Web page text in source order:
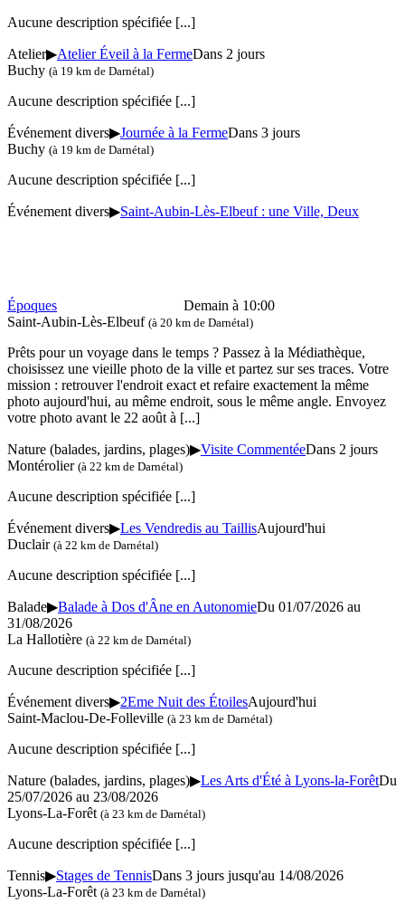
Aucune description spécifiée [...]
Atelier▶Atelier Éveil à la FermeDans 2 jours
Buchy (à 19 km de Darnétal)
Aucune description spécifiée [...]
Événement divers▶Journée à la FermeDans 3 jours
Buchy (à 19 km de Darnétal)
Aucune description spécifiée [...]
Événement divers▶Saint-Aubin-Lès-Elbeuf : une Ville, Deux
Époques
Demain à 10:00
Saint-Aubin-Lès-Elbeuf (à 20 km de Darnétal)
Prêts pour un voyage dans le temps ? Passez à la Médiathèque,
choisissez une vieille photo de la ville et partez sur ses traces. Votre
mission : retrouver l'endroit exact et refaire exactement la même
photo aujourd'hui, au même endroit, sous le même angle. Envoyez
votre photo avant le 22 août à [...]
Nature (balades, jardins, plages)▶Visite CommentéeDans 2 jours
Montérolier (à 22 km de Darnétal)
Aucune description spécifiée [...]
Événement divers▶Les Vendredis au TaillisAujourd'hui
Duclair (à 22 km de Darnétal)
Aucune description spécifiée [...]
Balade▶Balade à Dos d'Âne en AutonomieDu 01/07/2026 au
31/08/2026
La Hallotière (à 22 km de Darnétal)
Aucune description spécifiée [...]
Événement divers▶2Eme Nuit des ÉtoilesAujourd'hui
Saint-Maclou-De-Folleville (à 23 km de Darnétal)
Aucune description spécifiée [...]
Nature (balades, jardins, plages)▶Les Arts d'Été à Lyons-la-ForêtDu
25/07/2026 au 23/08/2026
Lyons-La-Forêt (à 23 km de Darnétal)
Aucune description spécifiée [...]
Tennis▶Stages de TennisDans 3 jours jusqu'au 14/08/2026
Lyons-La-Forêt (à 23 km de Darnétal)